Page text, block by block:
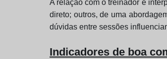
A relação com o treinador é
direto; outros, de uma
dúvidas entre sessões
Indicadores de boa